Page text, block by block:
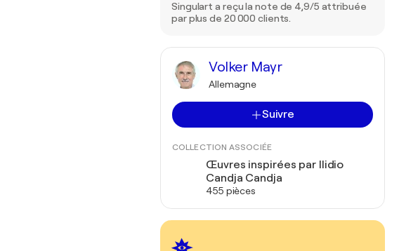
Singulart a reçu la note de 4,9/5 attribuée
par plus de 20 000 clients.
Volker Mayr
Allemagne
Suivre
COLLECTION ASSOCIÉE
Œuvres inspirées par Ilidio
Candja Candja
455 pièces